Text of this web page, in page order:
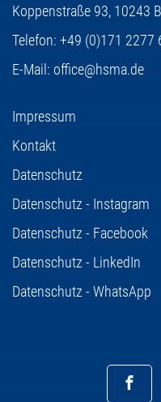
Koppenstraße 93, 10243
Telefon: +49 (0)171 2277
E-Mail: office@hsma.de
Impressum
Kontakt
Datenschutz
Datenschutz - Instagram
Datenschutz - Facebook
Datenschutz - LinkedIn
Datenschutz - WhatsApp